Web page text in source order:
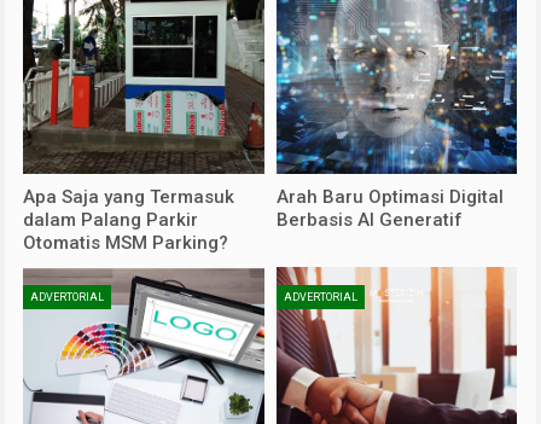
Apa Saja yang Termasuk
dalam Palang Parkir
Otomatis MSM Parking?
Arah Baru Optimasi Digital
Berbasis AI Generatif
ADVERTORIAL ADVERTORIAL